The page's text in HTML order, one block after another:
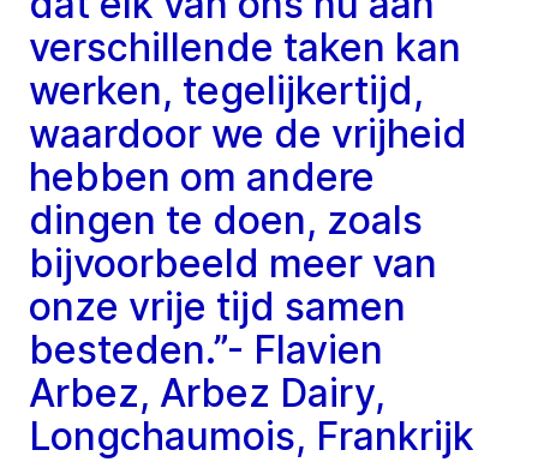
verschillende taken kan
werken, tegelijkertijd,
waardoor we de vrijheid
hebben om andere
dingen te doen, zoals
bijvoorbeeld meer van
onze vrije tijd samen
besteden.”- Flavien
Arbez, Arbez Dairy,
Longchaumois, Frankrijk